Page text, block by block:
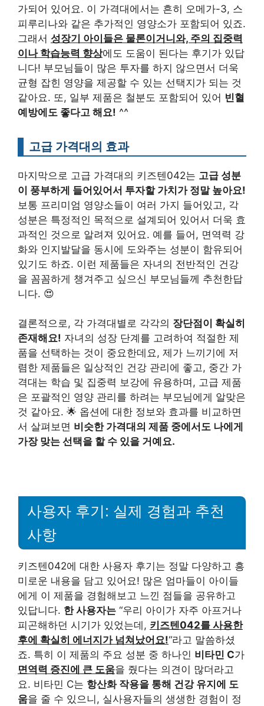
가되어 있어요. 이 가격대에서는 흔히 오메가-3, 스
피루리나와 같은 추가적인 영양소가 포함되어 있죠.
그래서 성장기 아이들은 물론이거니와, 주의 집중력
이나 학습능력 향상에도 도움이 된다는 후기가 있답
니다! 부모님들이 많은 투자를 하지 않으면서 더욱
균형 잡힌 영양을 제공할 수 있는 선택지가 되는 것
같아요. 또, 일부 제품은 철분도 포함되어 있어 빈혈
예방에도 좋다고 해요! ^^
고급 가격대의 효과
마지막으로 고급 가격대의 키즈텐042는 고급 성분
이 풍부하게 들어있어서 투자할 가치가 정말 높아요!
보통 프리미엄 영양소들이 여러 가지 들어있고, 각
성분은 특정적인 목적으로 설계되어 있어서 더욱 효
과적인 것으로 알려져 있어요. 예를 들어, 면역력 강
화와 인지발달을 동시에 도와주는 성분이 함유되어
있기도 하죠. 이런 제품들은 자녀의 전반적인 건강
을 꼼꼼하게 챙겨주고 싶으신 부모님들께 추천한답
니다. 😍
결론적으로, 각 가격대별로 각각의 장단점이 확실히
존재해요! 자녀의 성장 단계를 고려하여 적절한 제
품을 선택하는 것이 중요한데요, 제가 느끼기에 저
렴한 제품들은 일상적인 건강 관리에 좋고, 중간 가
격대는 학습 및 집중력 보강에 유용하며, 고급 제품
은 포괄적인 영양 관리를 하려는 부모님에게 알맞은
것 같아요. 🌟 옵션에 대한 정보와 효과를 비교하면
서 살펴보면 비슷한 가격대의 제품 중에서도 나에게
가장 맞는 선택을 할 수 있을 거예요.
사용자 후기: 실제 경험과 추천
사항
키즈텐042에 대한 사용자 후기는 정말 다양하고 흥
미로운 내용을 담고 있어요! 많은 엄마들이 아이들
에게 이 제품을 경험해보고 느낀 점들을 공유하고
있답니다. 한 사용자는 “우리 아이가 자주 아프거나
피곤해하던 시기가 있었는데, 키즈텐042를 사용한
후에 확실히 에너지가 넘쳐났어요!“라고 말씀하셨
죠. 특히 이 제품의 주요 성분 중 하나인 비타민 C가
면역력 증진에 큰 도움을 줬다는 의견이 많더라고
요. 비타민 C는 항산화 작용을 통해 건강 유지에 도
움을 줄 수 있으니, 실사용자들의 생생한 경험이 정